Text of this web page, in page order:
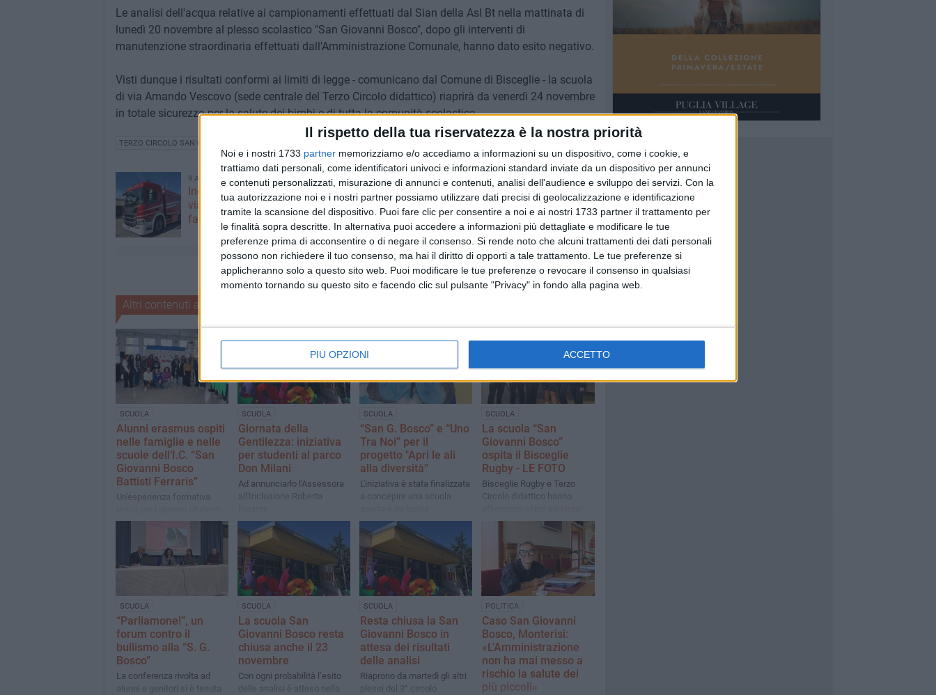
Il rispetto della tua riservatezza è la nostra priorità
Noi e i nostri 1733 partner memorizziamo e/o accediamo a informazioni su un dispositivo, come i cookie, e
trattiamo dati personali, come identificatori univoci e informazioni standard inviate da un dispositivo per annunci
e contenuti personalizzati, misurazione di annunci e contenuti, analisi dell'audience e sviluppo dei servizi. Con la
tua autorizzazione noi e i nostri partner possiamo utilizzare dati precisi di geolocalizzazione e identificazione
tramite la scansione del dispositivo. Puoi fare clic per consentire a noi e ai nostri 1733 partner il trattamento per
le finalità sopra descritte. In alternativa puoi accedere a informazioni più dettagliate e modificare le tue
preferenze prima di acconsentire o di negare il consenso. Si rende noto che alcuni trattamenti dei dati personali
possono non richiedere il tuo consenso, ma hai il diritto di opporti a tale trattamento. Le tue preferenze si
applicheranno solo a questo sito web. Puoi modificare le tue preferenze o revocare il consenso in qualsiasi
momento tornando su questo sito e facendo clic sul pulsante "Privacy" in fondo alla pagina web.
PIÙ OPZIONI ACCETTO
Le analisi dell'acqua relative ai campionamenti effettuati dal Sian della Asl Bt nella mattinata di
lunedì 20 novembre al plesso scolastico "San Giovanni Bosco", dopo gli interventi di
manutenzione straordinaria effettuati dall'Amministrazione Comunale, hanno dato esito negativo.
Visti dunque i risultati conformi ai limiti di legge - comunicano dal Comune di Bisceglie - la scuola
di via Amando Vescovo (sede centrale del Terzo Circolo didattico) riaprirà da venerdì 24 novembre
in totale sicurezza per la salute dei bimbi e di tutta la comunità scolastica.
TERZO CIRCOLO SAN GIOVANNI BOSCO
9 AGOSTO 2026
Incendio in un appartamento di
viale Calace, evacuate due
famiglie
9 AGOSTO 2026
Latitanti del clan Capriati
arrestati, Angarano: «Fiducia
nelle forze dell'ordine»
Altri contenuti a tema
SCUOLA
Alunni erasmus ospiti
nelle famiglie e nelle
scuole dell’I.C. “San
Giovanni Bosco
Battisti Ferraris”
Un'esperienza formativa
italiani e spagnoli,
all'insegna dello scambio
culturale e della crescita
personale
SCUOLA
Giornata della
Gentilezza: iniziativa
per studenti al parco
Don Milani
Ad annunciarlo l'Assessora
all'Inclusione Roberta
SCUOLA
“San G. Bosco” e “Uno
Tra Noi” per il
progetto "Apri le ali
alla diversità”
L'iniziativa è stata finalizzata
a concepire una scuola
SCUOLA
La scuola “San
Giovanni Bosco”
ospita il Bisceglie
Rugby - LE FOTO
Bisceglie Rugby e Terzo
Circolo didattico hanno
sport per uomini e sport per
SCUOLA
“Parliamone!”, un
forum contro il
bullismo alla “S. G.
Bosco”
La conferenza rivolta ad
alunni e genitori si è tenuta
SCUOLA
La scuola San
Giovanni Bosco resta
chiusa anche il 23
novembre
Con ogni probabilità l’esito
delle analisi è atteso nella
SCUOLA
Resta chiusa la San
Giovanni Bosco in
attesa dei risultati
delle analisi
Riaprono da martedì gli altri
plessi del 3° circolo
POLITICA
Caso San Giovanni
Bosco, Monterisi:
«L’Amministrazione
non ha mai messo a
rischio la salute dei
più piccoli»